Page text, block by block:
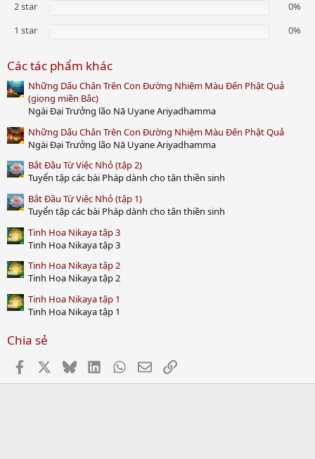
2 star
0%
1 star
0%
Các tác phẩm khác
Những Dấu Chân Trên Con Đường Nhiệm Màu Đến Phật Quả
(giọng miền Bắc)
Ngài Đại Trưởng lão Nā Uyane Ariyadhamma
Những Dấu Chân Trên Con Đường Nhiệm Màu Đến Phật Quả
Ngài Đại Trưởng lão Nā Uyane Ariyadhamma
Bắt Đầu Từ Việc Nhỏ (tập 2)
Tuyển tập các bài Pháp dành cho tân thiền sinh
Bắt Đầu Từ Việc Nhỏ (tập 1)
Tuyển tập các bài Pháp dành cho tân thiền sinh
Tinh Hoa Nikaya tập 3
Tinh Hoa Nikaya tập 3
Tinh Hoa Nikaya tập 2
Tinh Hoa Nikaya tập 2
Tinh Hoa Nikaya tập 1
Tinh Hoa Nikaya tập 1
Chia sẻ
Facebook BlueskyLinkedInWhatsApp
EmailLink